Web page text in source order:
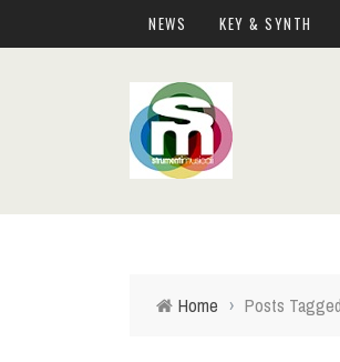
NEWS KEY & SYNTH
Home › Posts